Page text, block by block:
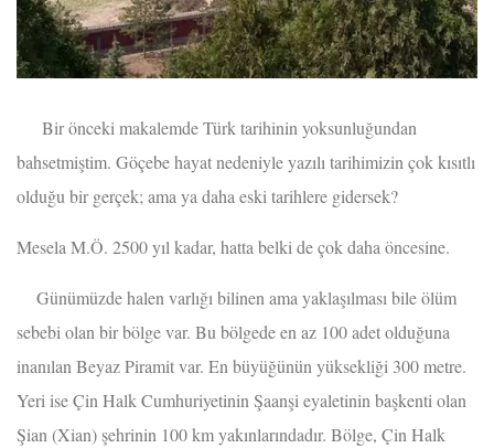
Bir önceki makalemde Türk tarihinin yoksunluğundan
bahsetmiştim. Göçebe hayat nedeniyle yazılı tarihimizin çok kısıtlı
olduğu bir gerçek; ama ya daha eski tarihlere gidersek?
Mesela M.Ö. 2500 yıl kadar, hatta belki de çok daha öncesine.
Günümüzde halen varlığı bilinen ama yaklaşılması bile ölüm
sebebi olan bir bölge var. Bu bölgede en az 100 adet olduğuna
inanılan Beyaz Piramit var. En büyüğünün yüksekliği 300 metre.
Yeri ise Çin Halk Cumhuriyetinin Şaanşi eyaletinin başkenti olan
Şian (Xian) şehrinin 100 km yakınlarındadır. Bölge, Çin Halk